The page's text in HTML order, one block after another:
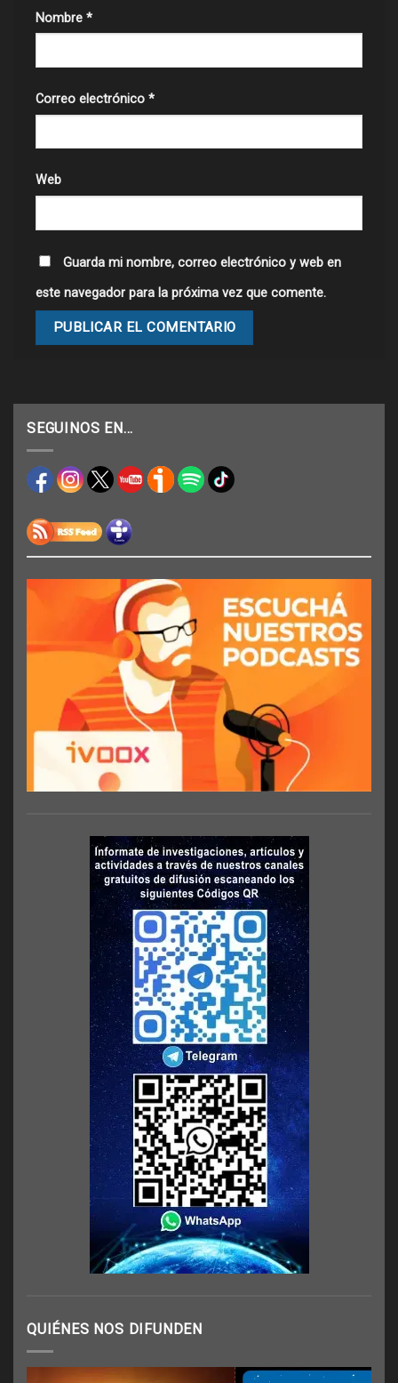
Nombre *
Correo electrónico *
Web
Guarda mi nombre, correo electrónico y web en
este navegador para la próxima vez que comente.
SEGUINOS EN…
QUIÉNES NOS DIFUNDEN